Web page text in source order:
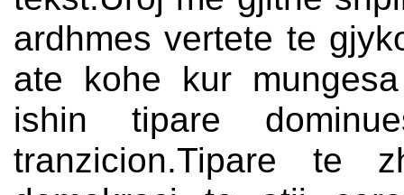
ardhmes vertete te
ate kohe kur
ishin tipare
tranzicion.Tipare te